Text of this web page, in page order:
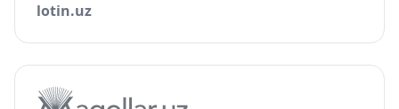
lotin.uz